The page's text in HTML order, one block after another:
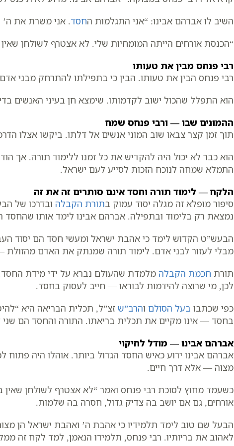
השיב לו אברהם אבינו: “אני התגלמות החסד. אני משרת את ה’
“הכנסת אורחים הייתה המומחיות שלי. לא אצטרף לשולחן שאין
רבי פנחס מבין את טעותו
רבי פנחס הבין את טעותו. הבין כי בתפילתו להתרחק מבני
הוא התפלל שהכול ישוב לקדמותו. שימצא חן בעיני האנשים
ההמונים שבו — ורבי פנחס שמח
תוך זמן קצר צבאו שוב המוני אנשים אל דלתו. ביקשו אצלו
הוא כבר לא יכול היה להקדיש את כל זמנו ללימוד תורה. אך
התמלא שמחה לנוכח הזכות לסייע לעם ישראל.
הלקח — לימוד תורה וחסד אינם סותרים זה את זה
סיפור מופלא זה מגלה יסוד עמוק בתורת הקבלה ובדרכו של
נמצאת רק בלימוד ובתפילה. אברהם אבינו לימד אותו
הבעש”ט הקדוש לימד כי אהבת ישראל ומעשי חסד הם יסוד
מבלי לעזור לבני אדם. לימוד תורה שמנתק את האדם
תורת חכמת הקבלה מלמדת שהעולם נברא על ידי מידת
לכן, מי שרוצה להידמות לבוראו — חייב לעסוק בחסד.
כפי שכתבו בעל הסולם והרב”ש זצ”ל, תכלית הבריאה היא
בחסד — אינו מקיים את תכלית בריאתו. התורה והחסד הם
אברהם אבינו — מודל לחיקוי
אברהם אבינו ידוע כאיש החסד הגדול ביותר. אוהלו היה פתוח
מצוה — אלא דרך חיים.
כשעמד מחוץ לסוכת רבי פנחס ואמר “לא אצטרף לשולחן שאין
אורחים, גם אם יושב בה צדיק גדול, חסרה בה שלמות.
הבעל שם טוב לימד תלמידיו כי אהבת ה’ ואהבת ישראל הן
לאהוב את בריותיו. רבי פנחס, תלמידו הנאמן, למד לקח זה